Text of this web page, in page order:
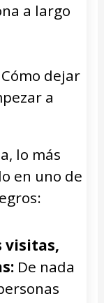
a largo
dejar
a
lo más
en uno de
visitas,
De nada